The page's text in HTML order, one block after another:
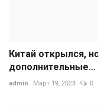
Китай открылся,
дополнительные...
admin Март 19, 2023 0